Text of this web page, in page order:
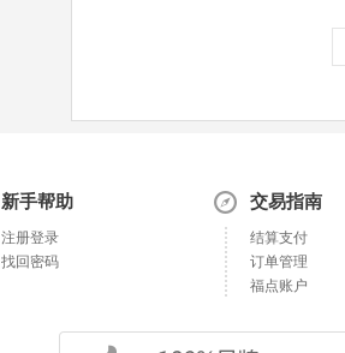
新手帮助
注册登录
找回密码
交易指南
结算支付
订单管理
福点账户